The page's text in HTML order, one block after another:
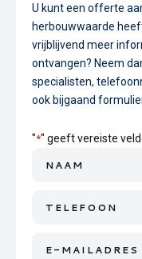
U kunt een offerte
herbouwwaarde
vrijblijvend meer
ontvangen? Neem
specialisten,
ook bijgaand
"*" geeft vereiste